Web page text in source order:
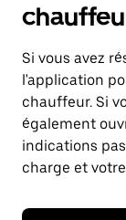
Si vous avez
l'application
chauffeur. Si
également
indications
charge et